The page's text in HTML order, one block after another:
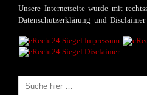
Unsere Internetseite wurde mit
Datenschutzerklärung und